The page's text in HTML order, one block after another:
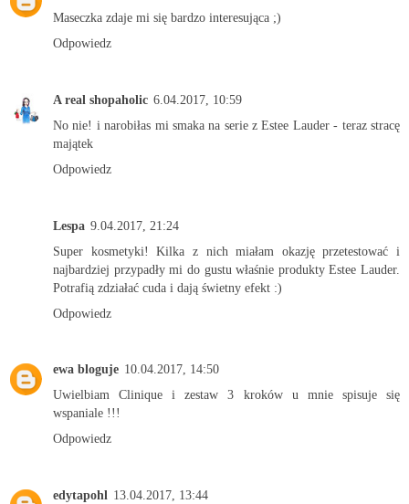
Maseczka zdaje mi się bardzo interesująca ;)
Odpowiedz
A real shopaholic 6.04.2017, 10:59
No nie! i narobiłas mi smaka na serie z Estee Lauder - teraz stracę
majątek
Odpowiedz
Lespa 9.04.2017, 21:24
Super kosmetyki! Kilka z nich miałam okazję przetestować i
najbardziej przypadły mi do gustu właśnie produkty Estee Lauder.
Potrafią zdziałać cuda i dają świetny efekt :)
Odpowiedz
ewa bloguje 10.04.2017, 14:50
Uwielbiam Clinique i zestaw 3 kroków u mnie spisuje się
wspaniale !!!
Odpowiedz
edytapohl 13.04.2017, 13:44